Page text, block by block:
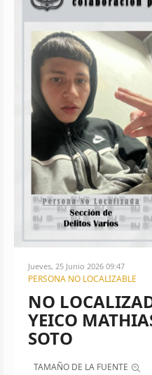
Jueves, 25 Junio 2026 09:47
PERSONA NO LOCALIZABLE
NO
YEICO
SOTO
TAMAÑO DE LA FUENTE